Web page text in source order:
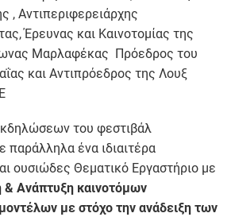
, Αντιπεριφερειάρχης
Έρευνας και Καινοτομίας της
Μαρλαφέκας Πρόεδρος του
και Αντιπρόεδρος της Λουξ
του φεστιβάλ
παράλληλα ένα ιδιαιτέρα
ουσιώδες Θεματικό Εργαστήριο με
Ανάπτυξη καινοτόμων
με στόχο την ανάδειξη των